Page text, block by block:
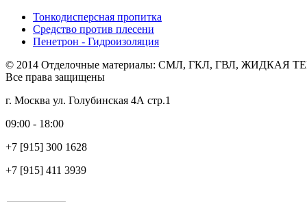
Тонкодисперсная пропитка
Средство против плесени
Пенетрон - Гидроизоляция
© 2014 Отделочные материалы: СМЛ, ГКЛ, ГВЛ, ЖИДКАЯ
Все права защищены
г. Москва ул. Голубинская 4А стр.1
09:00 - 18:00
+7 [915] 300 1628
+7 [915] 411 3939